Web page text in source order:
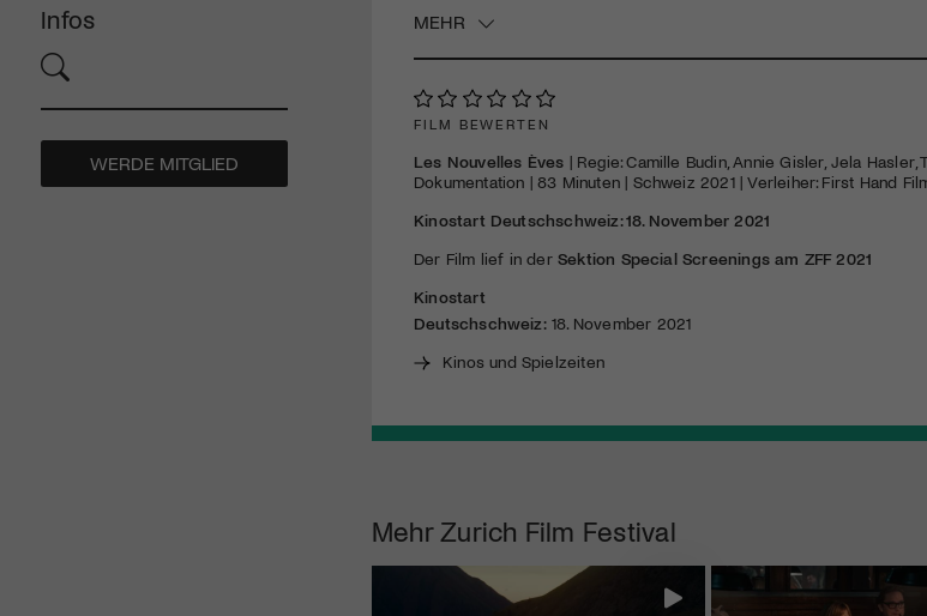
Infos
WERDE MITGLIED
MEHR
FILM BEWERTEN
Les Nouvelles Èves | Regie: Camille Budin, Annie Gisler, Jela
Dokumentation | 83 Minuten | Schweiz 2021 | Verleiher: First Hand
Kinostart Deutschschweiz: 18. November 2021
Der Film lief in der Sektion Special Screenings am ZFF2021
Kinostart
Deutschschweiz:18. November 2021
Kinos und Spielzeiten
Mehr Zurich Film Festival